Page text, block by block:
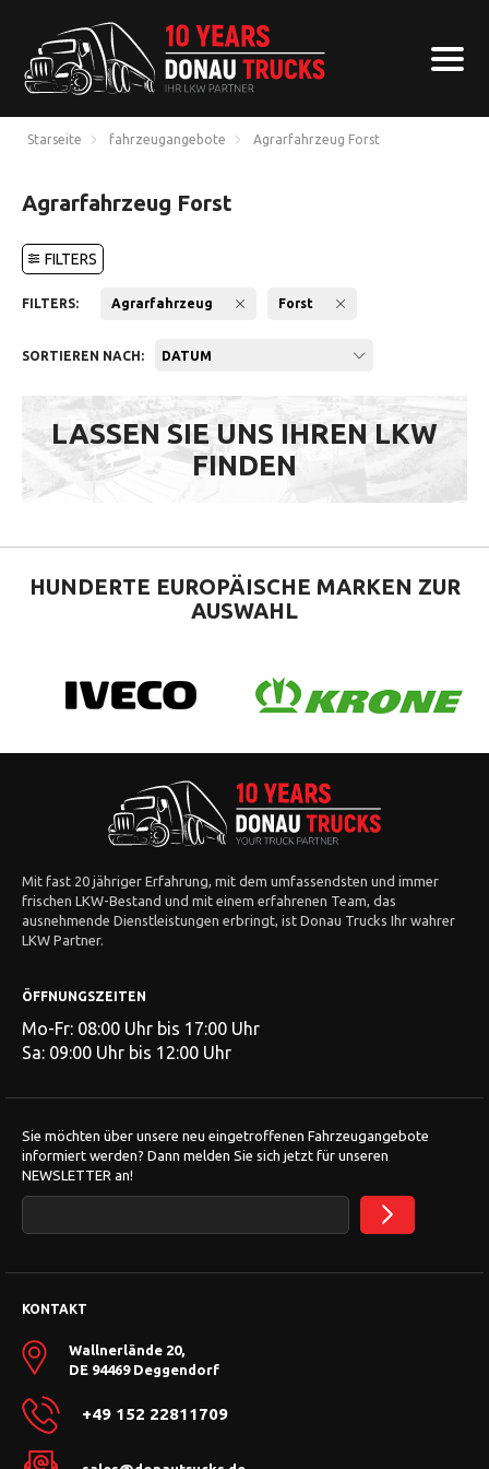
Starseite fahrzeugangebote Agrarfahrzeug Forst
Agrarfahrzeug Forst
FILTERS
FILTERS: Agrarfahrzeug Forst
SORTIEREN NACH: DATUM
LASSEN SIE UNS IHREN LKW
FINDEN
HUNDERTE EUROPÄISCHE MARKEN ZUR
AUSWAHL
Mit fast 20 jähriger Erfahrung, mit dem umfassendsten und immer
frischen LKW-Bestand und mit einem erfahrenen Team, das
ausnehmende Dienstleistungen erbringt, ist Donau Trucks Ihr wahrer
LKW Partner.
ÖFFNUNGSZEITEN
Mo-Fr: 08:00 Uhr bis 17:00 Uhr
Sa: 09:00 Uhr bis 12:00 Uhr
KONTAKT
Wallnerlände 20,
DE 94469 Deggendorf
+49 152 22811709
Sie möchten über unsere neu eingetroffenen Fahrzeugangebote
informiert werden? Dann melden Sie sich jetzt für unseren
NEWSLETTER an!